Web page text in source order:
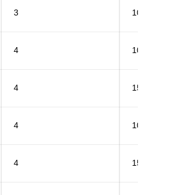
3 10
4 10
4 15
4 10
4 15